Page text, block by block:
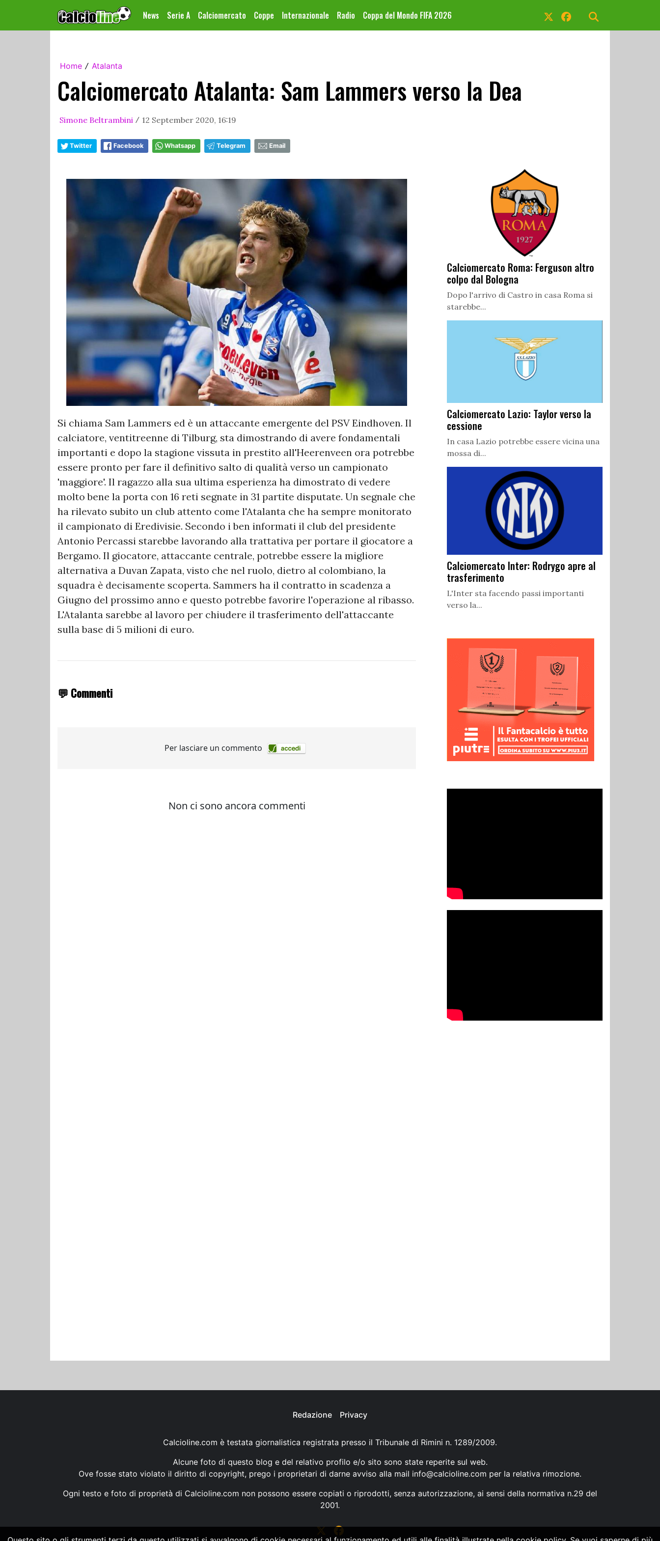
News Serie A Calciomercato Coppe Internazionale Radio Coppa del Mondo FIFA 2026
Home / Atalanta
Calciomercato Atalanta: Sam Lammers verso la Dea
Simone Beltrambini / 12 September 2020, 16:19
Twitter Facebook Whatsapp Telegram Email
Si chiama Sam Lammers ed è un attaccante emergente del PSV Eindhoven. Il
calciatore, ventitreenne di Tilburg, sta dimostrando di avere fondamentali
importanti e dopo la stagione vissuta in prestito all'Heerenveen ora potrebbe
essere pronto per fare il definitivo salto di qualità verso un campionato
'maggiore'. Il ragazzo alla sua ultima esperienza ha dimostrato di vedere
molto bene la porta con 16 reti segnate in 31 partite disputate. Un segnale che
ha rilevato subito un club attento come l'Atalanta che ha sempre monitorato
il campionato di Eredivisie. Secondo i ben informati il club del presidente
Antonio Percassi starebbe lavorando alla trattativa per portare il giocatore a
Bergamo. Il giocatore, attaccante centrale, potrebbe essere la migliore
alternativa a Duvan Zapata, visto che nel ruolo, dietro al colombiano, la
squadra è decisamente scoperta. Sammers ha il contratto in scadenza a
Giugno del prossimo anno e questo potrebbe favorire l'operazione al ribasso.
L'Atalanta sarebbe al lavoro per chiudere il trasferimento dell'attaccante
sulla base di 5 milioni di euro.
💬 Commenti
Calciomercato Roma: Ferguson altro
colpo dal Bologna
Dopo l'arrivo di Castro in casa Roma si
starebbe...
Calciomercato Lazio: Taylor verso la
cessione
In casa Lazio potrebbe essere vicina una
mossa di...
Calciomercato Inter: Rodrygo apre al
trasferimento
L'Inter sta facendo passi importanti
verso la...
Redazione Privacy
Calcioline.com è testata giornalistica registrata presso il Tribunale di Rimini n. 1289/2009.
Alcune foto di questo blog e del relativo profilo e/o sito sono state reperite sul web.
Ove fosse stato violato il diritto di copyright, prego i proprietari di darne avviso alla mail info@calcioline.com per la relativa rimozione.
Ogni testo e foto di proprietà di Calcioline.com non possono essere copiati o riprodotti, senza autorizzazione, ai sensi della normativa n.29 del
2001.